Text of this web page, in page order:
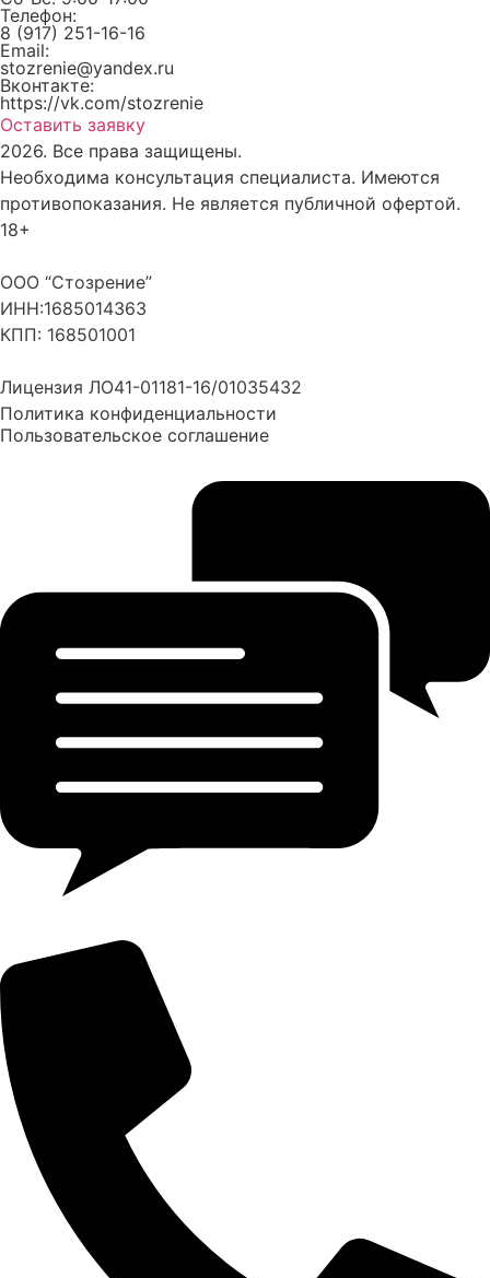
Телефон:
8 (917) 251-16-16
Email:
stozrenie@yandex.ru
Вконтакте:
https://vk.com/stozrenie
Оставить заявку
2026. Все права защищены.
Необходима консультация специалиста. Имеются
противопоказания. Не является публичной офертой.
18+
ООО “Стозрение”
ИНН:1685014363
КПП: 168501001
Лицензия ЛО41-01181-16/01035432
Политика конфиденциальности
Пользовательское соглашение